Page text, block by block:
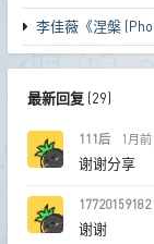
李佳薇《涅槃
最新回复(29)
111后 1月前
谢谢分享
17720159182
谢谢